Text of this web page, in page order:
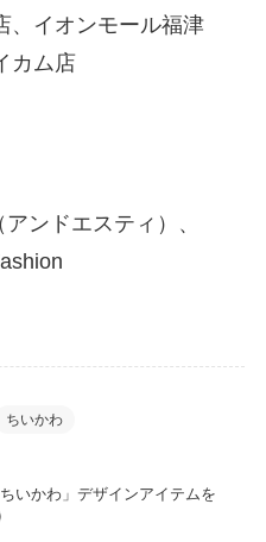
、イオンモール福津
カム店
ンドエスティ）、
ちいかわ
いかわ」デザインアイテムを